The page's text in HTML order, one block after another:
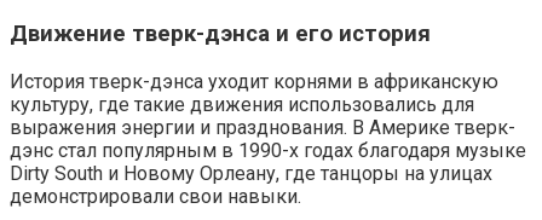
Движение тверк-дэнса и его история
История тверк-дэнса уходит корнями в африканскую
культуру, где такие движения использовались для
выражения энергии и празднования. В Америке тверк-
дэнс стал популярным в 1990-х годах благодаря музыке
Dirty South и Новому Орлеану, где танцоры на улицах
демонстрировали свои навыки.